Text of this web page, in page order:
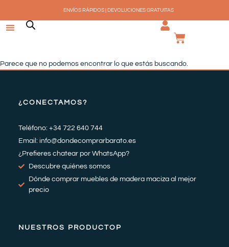
contenido
ENVÍOS RÁPIDOS | DEVOLUCIONES GRATUITAS
Parece que no podemos encontrar lo que estás buscando.
¿CONECTAMOS?
Teléfono: +34 722 640 744
Email: info@dondecomprarbarato.es
¿Prefieres chatear por WhatsApp?
Descubre quiénes somos
Dónde comprar muebles de madera maciza al mejor
precio
NUESTROS PRODUCTOP